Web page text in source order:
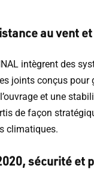
au vent
intègrent des
joints conçus
et une
de façon
climatiques.
sécurité et